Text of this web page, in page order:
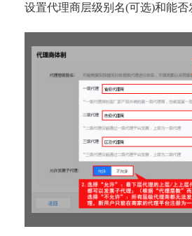
设置代理商层级别名(可选)和能否